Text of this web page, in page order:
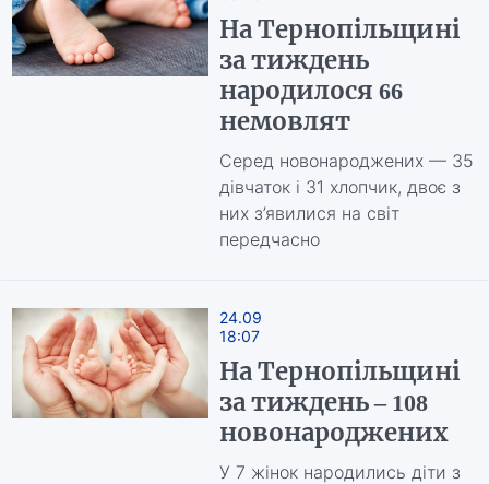
На Тернопільщині
за тиждень
народилося 66
немовлят
Серед новонароджених — 35
дівчаток і 31 хлопчик, двоє з
них з’явилися на світ
передчасно
24.09
18:07
На Тернопільщині
за тиждень – 108
новонароджених
У 7 жінок народились діти з